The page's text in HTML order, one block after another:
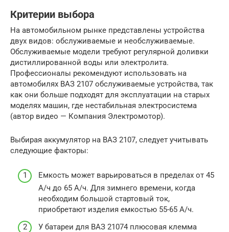
Критерии выбора
На автомобильном рынке представлены устройства
двух видов: обслуживаемые и необслуживаемые.
Обслуживаемые модели требуют регулярной доливки
дистиллированной воды или электролита.
Профессионалы рекомендуют использовать на
автомобилях ВАЗ 2107 обслуживаемые устройства, так
как они больше подходят для эксплуатации на старых
моделях машин, где нестабильная электросистема
(автор видео — Компания Электромотор).
Выбирая аккумулятор на ВАЗ 2107, следует учитывать
следующие факторы:
Емкость может варьироваться в пределах от 45
А/ч до 65 А/ч. Для зимнего времени, когда
необходим большой стартовый ток,
приобретают изделия емкостью 55-65 А/ч.
У батареи для ВАЗ 21074 плюсовая клемма